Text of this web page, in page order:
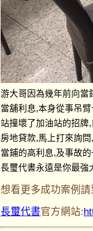
游大哥因為幾年前向當
當舖利息,本身從事吊
站撞壞了加油站的招牌
房地貸款,馬上打來詢
當鋪的高利息,及事故
長璽代書永遠是你最強
想看更多成功案例請
長璽代書官方網站: